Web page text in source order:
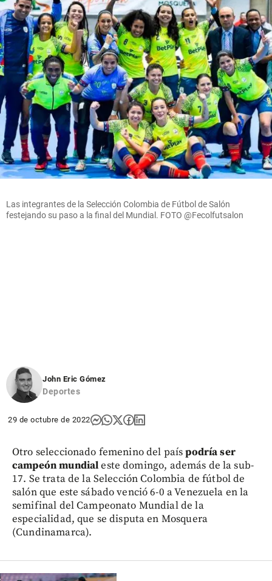
Las integrantes de la Selección Colombia de Fútbol de Salón
festejando su paso a la final del Mundial. FOTO @Fecolfutsalon
John Eric Gómez
Deportes
29 de octubre de 2022
Otro seleccionado femenino del paíspodría ser
campeón mundialeste domingo, además de la sub-
17. Se trata de la Selección Colombia de fútbol de
salón que este sábado venció 6-0 a Venezuela en la
semifinal del Campeonato Mundial de la
especialidad, que se disputa en Mosquera
(Cundinamarca).